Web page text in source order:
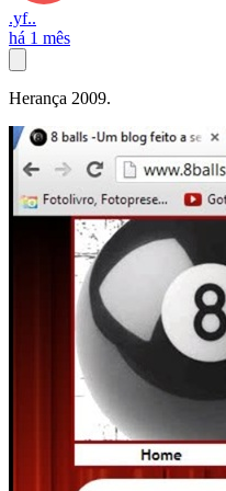
.yf..
há 1 mês
Herança 2009.